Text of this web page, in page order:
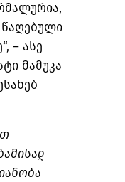
– ასე
მამუკა